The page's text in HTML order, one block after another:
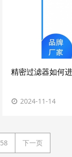
精密过滤器如何
2024-11-14
58 下一页